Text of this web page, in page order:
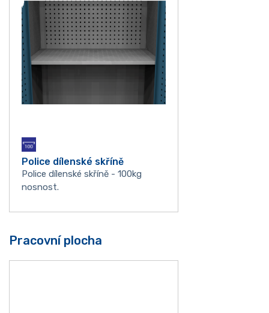
Police dílenské skříně
Police dílenské skříně - 100kg
nosnost.
Pracovní plocha